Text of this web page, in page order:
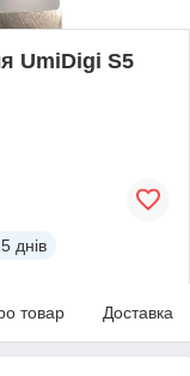
UmiDigi S5
днів
товар Доставка